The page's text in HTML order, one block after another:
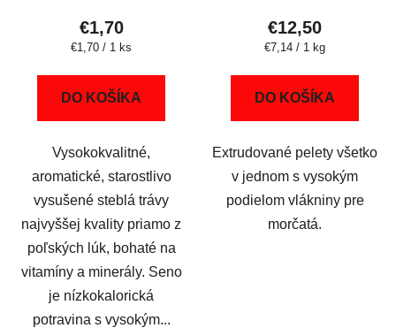
€1,70
Jednotková
€1,70 / 1 ks
DO KOŠÍKA
Vysokokvalitné,
aromatické, starostlivo
vysušené steblá trávy
najvyššej kvality priamo z
poľských lúk, bohaté na
vitamíny a minerály. Seno
je nízkokalorická
potravina s vysokým...
€12,50
Jednotková
€7,14 / 1 kg
DO KOŠÍKA
Extrudované pelety všetko
v jednom s vysokým
podielom vlákniny pre
morčatá.